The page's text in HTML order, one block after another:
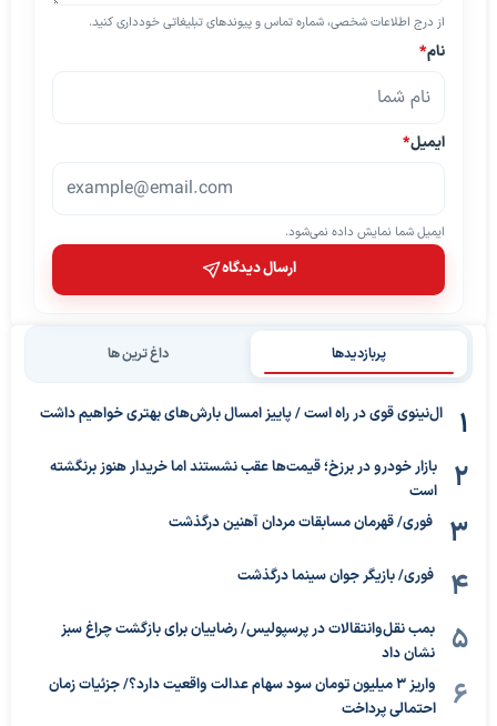
از درج اطلاعات شخصی، شماره تماس و پیوندهای تبلیغاتی خودداری کنید.
نام*
ایمیل*
ایمیل شما نمایش داده نمی‌شود.
ارسال دیدگاه
پربازدیدها داغ ترین ها
ال‌نینوی قوی در راه است / پاییز امسال بارش‌های بهتری خواهیم داشت
بازار خودرو در برزخ؛ قیمت‌ها عقب نشستند اما خریدار هنوز برنگشته
است
فوری/ قهرمان مسابقات مردان آهنین درگذشت
فوری/ بازیگر جوان سینما درگذشت
بمب نقل‌وانتقالات در پرسپولیس/ رضاییان برای بازگشت چراغ سبز
نشان داد
واریز ۳ میلیون تومان سود سهام عدالت واقعیت دارد؟/ جزئیات زمان
احتمالی پرداخت